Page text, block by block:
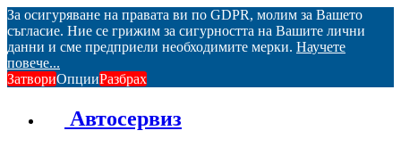
За осигуряване на правата ви по GDPR, молим за Вашето
съгласие. Ние се грижим за сигурността на Вашите лични
данни и сме предприели необходимите мерки. Научете
повече...
ЗатвориОпцииРазбрах
Автосервиз